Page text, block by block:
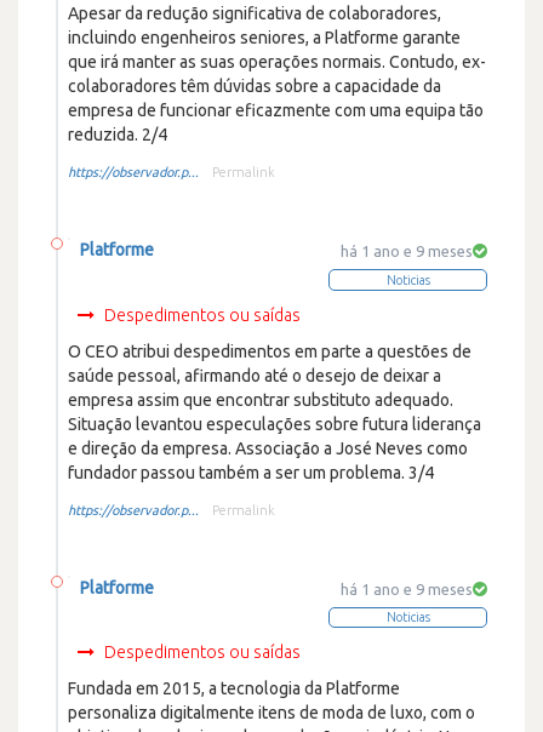
Apesar da redução significativa de colaboradores,
incluindo engenheiros seniores, a Platforme garante
que irá manter as suas operações normais. Contudo, ex-
colaboradores têm dúvidas sobre a capacidade da
empresa de funcionar eficazmente com uma equipa tão
reduzida. 2/4
https://observador.p... Permalink
há 1 ano e 9 meses
Noticias
Platforme
Despedimentos ou saídas
O CEO atribui despedimentos em parte a questões de
saúde pessoal, afirmando até o desejo de deixar a
empresa assim que encontrar substituto adequado.
Situação levantou especulações sobre futura liderança
e direção da empresa. Associação a José Neves como
fundador passou também a ser um problema. 3/4
https://observador.p... Permalink
há 1 ano e 9 meses
Noticias
Platforme
Despedimentos ou saídas
Fundada em 2015, a tecnologia da Platforme
personaliza digitalmente itens de moda de luxo, com o